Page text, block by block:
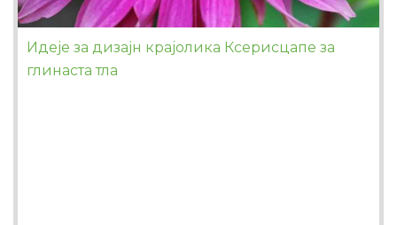
Идеје за дизајн крајолика Ксерисцапе за
глинаста тла